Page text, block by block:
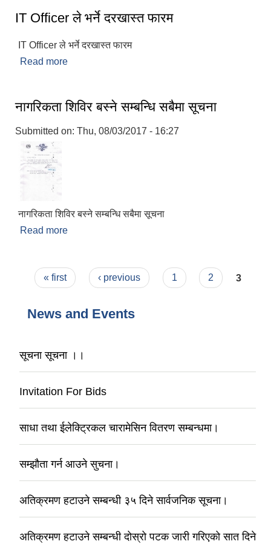
IT Officer ले भर्ने दरखास्त फारम
IT Officer ले भर्ने दरखास्त फारम
Read more
नागरिकता शिविर बस्ने सम्बन्धि सबैमा सूचना
Submitted on: Thu, 08/03/2017 - 16:27
नागरिकता शिविर बस्ने सम्बन्धि सबैमा सूचना
Read more
Pages
« first ‹ previous 1 2 3
News and Events
सूचना सूचना ।।
Invitation For Bids
साधा तथा ईलेक्ट्रिकल चारामेसिन वितरण सम्बन्धमा।
सम्झौता गर्न आउने सुचना।
अतिक्रमण हटाउने सम्बन्धी ३५ दिने सार्वजनिक सूचना।
अतिक्रमण हटाउने सम्बन्धी दोस्रो पटक जारी गरिएको सात दिने